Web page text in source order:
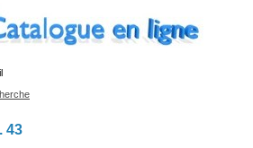
. 43